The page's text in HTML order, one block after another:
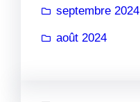
septembre 2024
août 2024